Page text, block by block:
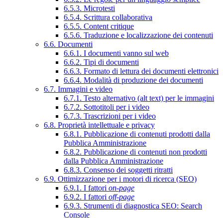
6.5.3. Microtesti
6.5.4. Scrittura collaborativa
6.5.5. Content critique
6.5.6. Traduzione e localizzazione dei contenuti
6.6. Documenti
6.6.1. I documenti vanno sul web
6.6.2. Tipi di documenti
6.6.3. Formato di lettura dei documenti elettronici
6.6.4. Modalità di produzione dei documenti
6.7. Immagini e video
6.7.1. Testo alternativo (alt text) per le immagini
6.7.2. Sottotitoli per i video
6.7.3. Trascrizioni per i video
6.8. Proprietà intellettuale e privacy
6.8.1. Pubblicazione di contenuti prodotti dalla
Pubblica Amministrazione
6.8.2. Pubblicazione di contenuti non prodotti
dalla Pubblica Amministrazione
6.8.3. Consenso dei soggetti ritratti
6.9. Ottimizzazione per i motori di ricerca (SEO)
6.9.1. I fattori on-page
6.9.2. I fattori off-page
6.9.3. Strumenti di diagnostica SEO: Search
Console